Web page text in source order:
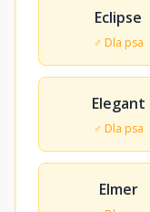
Eclipse
♂ Dla psa
Elegant
♂ Dla psa
Elmer